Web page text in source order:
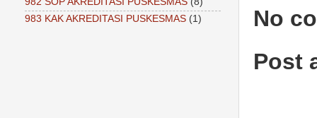
No
Post
983 KAK AKREDITASI PUSKESMAS (1)